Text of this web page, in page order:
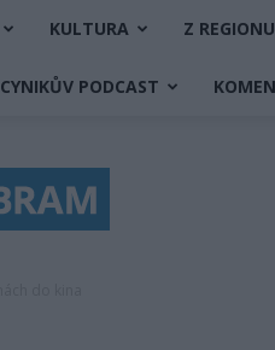
KULTURA Z REGIONU
CYNIKŮV PODCAST